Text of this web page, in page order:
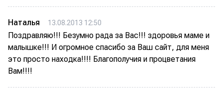
Наталья 13.08.2013 12:50
Поздравляю!!! Безумно рада за Вас!!! здоровья маме и
малышке!!! И огромное спасибо за Ваш сайт, для меня
это просто находка!!!! Благополучия и процветания
Вам!!!!